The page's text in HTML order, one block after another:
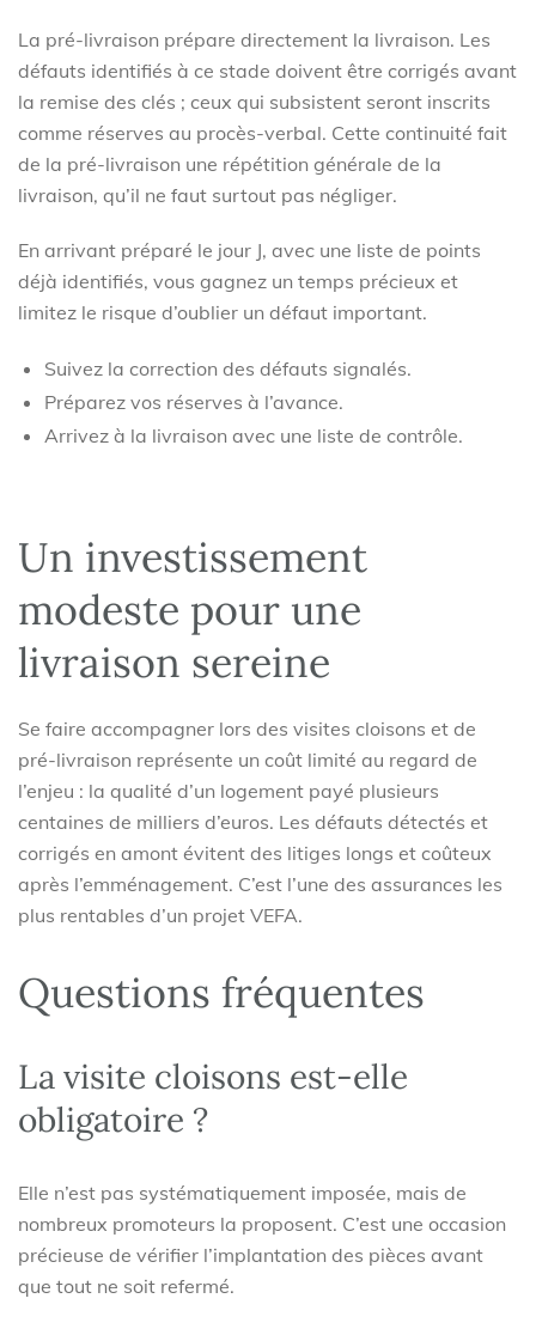
La pré-livraison prépare directement la livraison. Les
défauts identifiés à ce stade doivent être corrigés avant
la remise des clés ; ceux qui subsistent seront inscrits
comme réserves au procès-verbal. Cette continuité fait
de la pré-livraison une répétition générale de la
livraison, qu’il ne faut surtout pas négliger.
En arrivant préparé le jour J, avec une liste de points
déjà identifiés, vous gagnez un temps précieux et
limitez le risque d’oublier un défaut important.
Suivez la correction des défauts signalés.
Préparez vos réserves à l’avance.
Arrivez à la livraison avec une liste de contrôle.
Un investissement
modeste pour une
livraison sereine
Se faire accompagner lors des visites cloisons et de
pré-livraison représente un coût limité au regard de
l’enjeu : la qualité d’un logement payé plusieurs
centaines de milliers d’euros. Les défauts détectés et
corrigés en amont évitent des litiges longs et coûteux
après l’emménagement. C’est l’une des assurances les
plus rentables d’un projet VEFA.
Questions fréquentes
La visite cloisons est-elle
obligatoire ?
Elle n’est pas systématiquement imposée, mais de
nombreux promoteurs la proposent. C’est une occasion
précieuse de vérifier l’implantation des pièces avant
que tout ne soit refermé.